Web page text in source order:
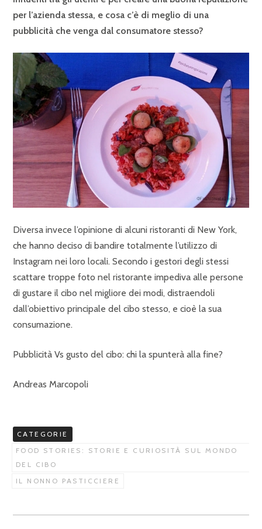
per l’azienda stessa, e cosa c’è di meglio di una
pubblicità che venga dal consumatore stesso?
Diversa invece l’opinione di alcuni ristoranti di New York,
che hanno deciso di bandire totalmente l’utilizzo di
Instagram nei loro locali. Secondo i gestori degli stessi
scattare troppe foto nel ristorante impediva alle persone
di gustare il cibo nel migliore dei modi, distraendoli
dall’obiettivo principale del cibo stesso, e cioè la sua
consumazione.
Pubblicità Vs gusto del cibo: chi la spunterà alla fine?
Andreas Marcopoli
CATEGORIE
FOOD STORIES: STORIE E CURIOSITÀ SUL MONDO
DEL CIBO
IL NONNO PASTICCIERE